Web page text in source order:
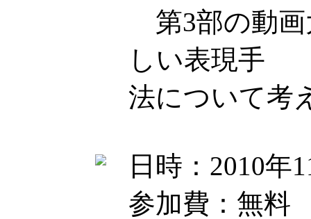
第3部の動画
しい表現手
法について考
日時：2010年
参加費：無料